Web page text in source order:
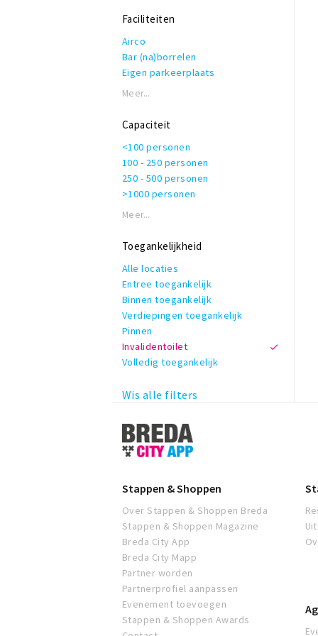
Folk
Faciliteiten
Airco
Bar (na)borrelen
Eigen parkeerplaats
Garderobe
Rolstoeltoegankelijk
Invalidentoilet
Kindvriendelijk
Private dining
Rookruimte
Reserveren mogelijk
Terras of binnentuin
WiFi
Meer...
Capaciteit
<100 personen
100 - 250 personen
250 - 500 personen
>1000 personen
Meer...
Toegankelijkheid
Alle locaties
Entree toegankelijk
Binnen toegankelijk
Verdiepingen toegankelijk
Pinnen
Invalidentoilet
Volledig toegankelijk
Wis alle filters
Stappen
&
Shoppen
Stappen & Shoppen
Over Stappen & Shoppen Breda
Stappen & Shoppen Magazine
Breda City App
Breda City Mapp
Partner worden
Partnerprofiel aanpassen
Evenement toevoegen
Stappen & Shoppen Awards